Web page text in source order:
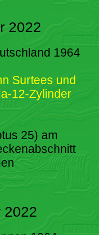
2022
1964
Surtees und
12-Zylinder
25) am
2022